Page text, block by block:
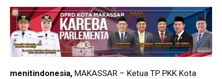
menitindonesia, MAKASSAR – Ketua TP PKK Kota